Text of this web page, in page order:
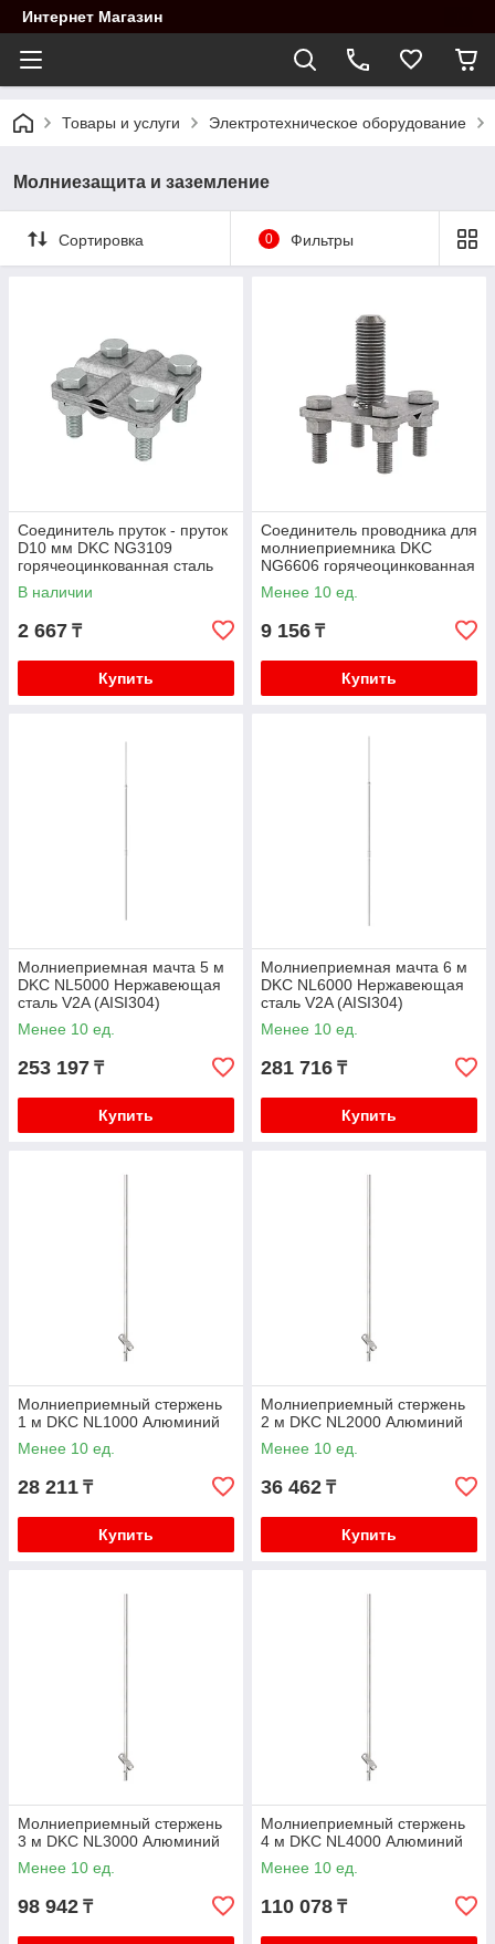
Интернет Магазин
Товары и услуги Электротехническое оборудование
Молниезащита и заземление
Сортировка 0 Фильтры
Соединитель пруток - пруток
D10 мм DKC NG3109
горячеоцинкованная сталь
В наличии
2 667 ₸
Купить
Соединитель проводника для
молниеприемника DKC
NG6606 горячеоцинкованная
сталь
Менее 10 ед.
9 156 ₸
Купить
Молниеприемная мачта 5 м
DKC NL5000 Нержавеющая
сталь V2A (AISI304)
Менее 10 ед.
253 197 ₸
Купить
Молниеприемная мачта 6 м
DKC NL6000 Нержавеющая
сталь V2A (AISI304)
Менее 10 ед.
281 716 ₸
Купить
Молниеприемный стержень
1 м DKC NL1000 Алюминий
Менее 10 ед.
28 211 ₸
Купить
Молниеприемный стержень
2 м DKC NL2000 Алюминий
Менее 10 ед.
36 462 ₸
Купить
Молниеприемный стержень
3 м DKC NL3000 Алюминий
Менее 10 ед.
98 942 ₸
Молниеприемный стержень
4 м DKC NL4000 Алюминий
Менее 10 ед.
110 078 ₸